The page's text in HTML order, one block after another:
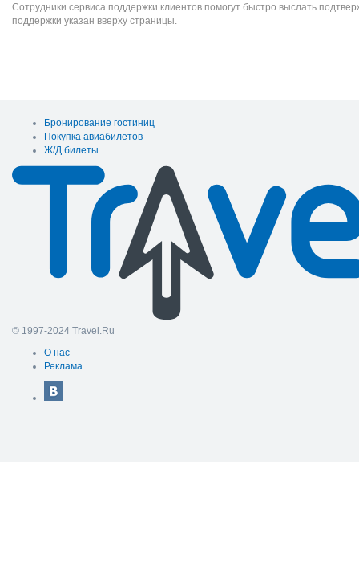
Сотрудники сервиса поддержки клиентов помогут быстро выслать
поддержки указан вверху страницы.
Бронирование гостиниц
Покупка авиабилетов
Ж/Д билеты
© 1997-2024 Travel.Ru
О нас
Реклама